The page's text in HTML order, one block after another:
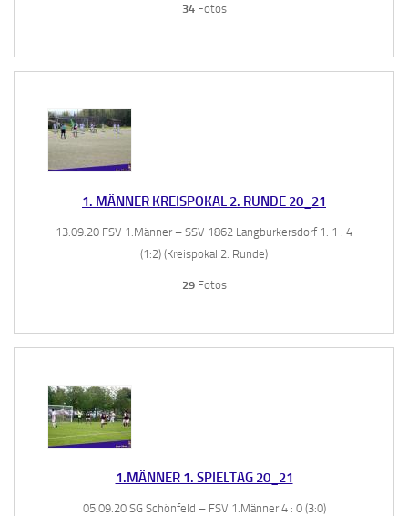
34Fotos
1. MÄNNER KREISPOKAL 2. RUNDE 20_21
13.09.20 FSV 1.Männer – SSV 1862 Langburkersdorf 1. 1 : 4
(1:2) (Kreispokal 2. Runde)
29Fotos
1.MÄNNER 1. SPIELTAG 20_21
05.09.20 SG Schönfeld – FSV 1.Männer 4 : 0 (3:0)